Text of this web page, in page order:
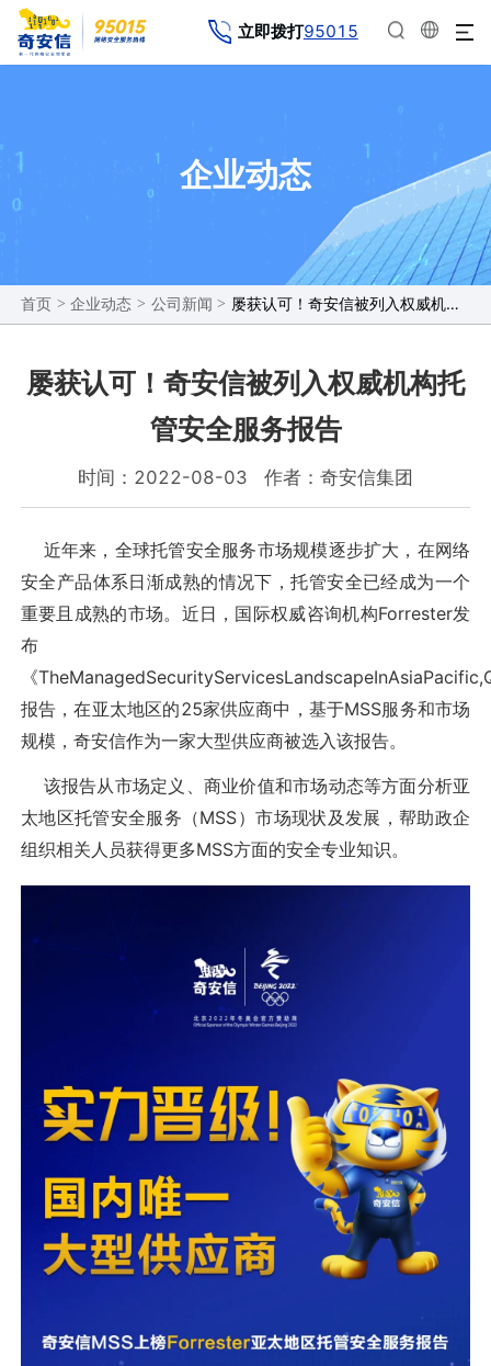
立即拨打95015
企业动态
首页 > 企业动态 > 公司新闻 > 屡获认可！奇安信被列入权威机构托管安全服务报告
屡获认可！奇安信被列入权威机构托
管安全服务报告
时间：2022-08-03 作者：奇安信集团
近年来，全球托管安全服务市场规模逐步扩大，在网络
安全产品体系日渐成熟的情况下，托管安全已经成为一个
重要且成熟的市场。近日，国际权威咨询机构Forrester发
布
《
报告，在亚太地区的25家供应商中，基于MSS服务和市场
规模，奇安信作为一家大型供应商被选入该报告。
该报告从市场定义、商业价值和市场动态等方面分析亚
太地区托管安全服务（MSS）市场现状及发展，帮助政企
组织相关人员获得更多MSS方面的安全专业知识。